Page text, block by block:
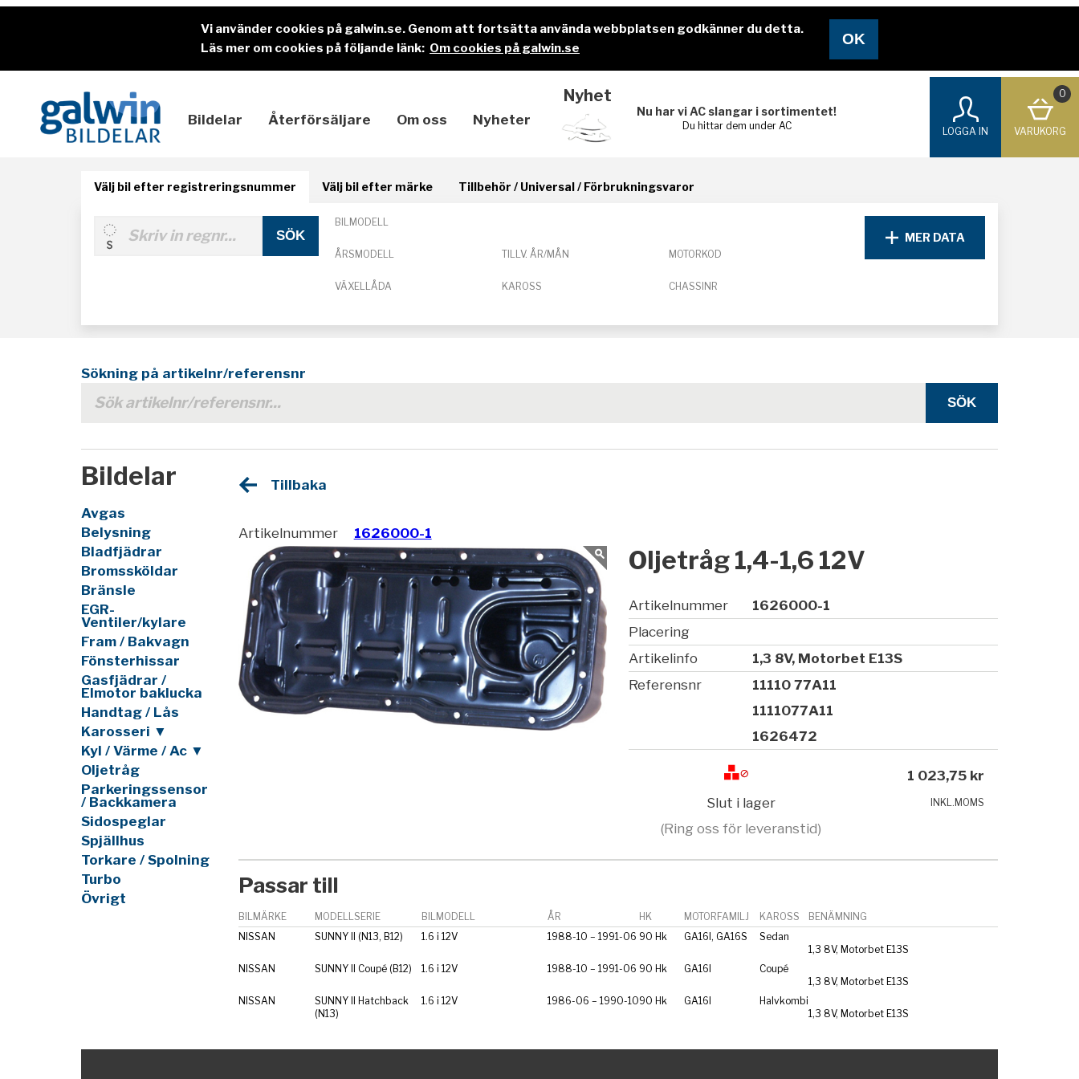
Vi använder cookies på galwin.se. Genom att fortsätta använda webbplatsen godkänner du detta.
Läs mer om cookies på följande länk: Om cookies på galwin.se
Bildelar Återförsäljare Om oss Nyheter
Nyhet
Nu har vi AC slangar i sortimentet!
Du hittar dem under AC
LOGGA IN
0
VARUKORG
Välj bil efter registreringsnummer Välj bil efter märke Tillbehör / Universal / Förbrukningsvaror
BILMODELL
ÅRSMODELL TILLV. ÅR/MÅN MOTORKOD
VÄXELLÅDA KAROSS CHASSINR
MER DATA
Sökning på artikelnr/referensnr
Bildelar
Avgas
Belysning
Bladfjädrar
Bromssköldar
Bränsle
EGR-
Ventiler/kylare
Fram / Bakvagn
Fönsterhissar
Gasfjädrar /
Elmotor baklucka
Handtag / Lås
Karosseri ▼
Kyl / Värme / Ac ▼
Oljetråg
Parkeringssensor
/ Backkamera
Sidospeglar
Spjällhus
Torkare / Spolning
Turbo
Övrigt
Tillbaka
Artikelnummer 1626000-1
Oljetråg 1,4-1,6 12V
Artikelnummer
1626000-1
Placering
Artikelinfo
1,3 8V, Motorbet E13S
Referensnr
11110 77A11
1111077A11
1626472
Slut i lager
(Ring oss för leveranstid)
1 023,75 kr
INKL.MOMS
Passar till
BILMÄRKE MODELLSERIE BILMODELL ÅR HK MOTORFAMILJ KAROSS
BENÄMNING
NISSAN
SUNNY II (N13, B12) 1.6 i 12V 1988-10 – 1991-06 90 Hk GA16I, GA16S
Sedan
1,3 8V, Motorbet E13S
NISSAN
SUNNY II Coupé (B12) 1.6 i 12V 1988-10 – 1991-06 90 Hk GA16I
Coupé
1,3 8V, Motorbet E13S
NISSAN
SUNNY II Hatchback
(N13)
1.6 i 12V 1986-06 – 1990-1090 Hk GA16I
Halvkombi
1,3 8V, Motorbet E13S